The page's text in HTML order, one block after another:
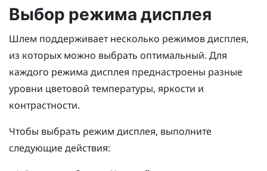
Выбор режима дисплея
Шлем поддерживает несколько режимов дисплея,
из которых можно выбрать оптимальный. Для
каждого режима дисплея преднастроены разные
уровни цветовой температуры, яркости и
контрастности.
Чтобы выбрать режим дисплея, выполните
следующие действия: